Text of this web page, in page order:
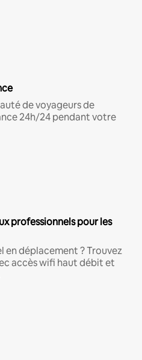
de voyageurs de
24h/24 pendant votre
professionnels pour les
en déplacement ? Trouvez
accès wifi haut débit et